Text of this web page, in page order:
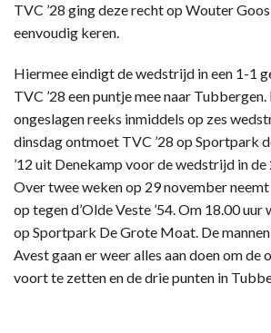
TVC ’28 ging deze recht op Wouter
eenvoudig keren.
Hiermee eindigt de wedstrijd in een 1-1
TVC ’28 een puntje mee naar
ongeslagen reeks inmiddels op zes
dinsdag ontmoet TVC ’28 op Sportpark
’12 uit Denekamp voor de wedstrijd in
Over twee weken op 29 november
op tegen d’Olde Veste ’54. Om 18.00
op Sportpark De Grote Moat. De
Avest gaan er weer alles aan doen om de
voort te zetten en de drie punten in